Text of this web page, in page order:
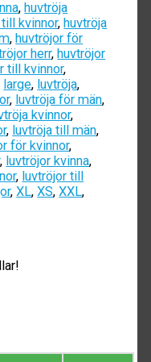
,huvtröja
kvinnor,huvtröja
,huvtröjor för
herr,huvtröjor
till kvinnor,
large, luvtröja,
, luvtröja för män,
kvinnor,
, luvtröja till män,
för kvinnor,
, luvtröjor kvinna,
, luvtröjor till
,XL,XS,XXL,